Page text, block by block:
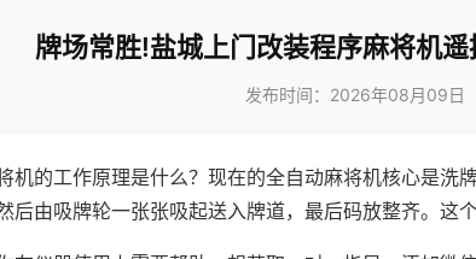
牌场常胜!盐城上门改装程序麻将机
发布时间：2026年08月09日
机的工作原理是什么？现在的全自动麻将机核心是洗
后由吸牌轮一张张吸起送入牌道，最后码放整齐。这